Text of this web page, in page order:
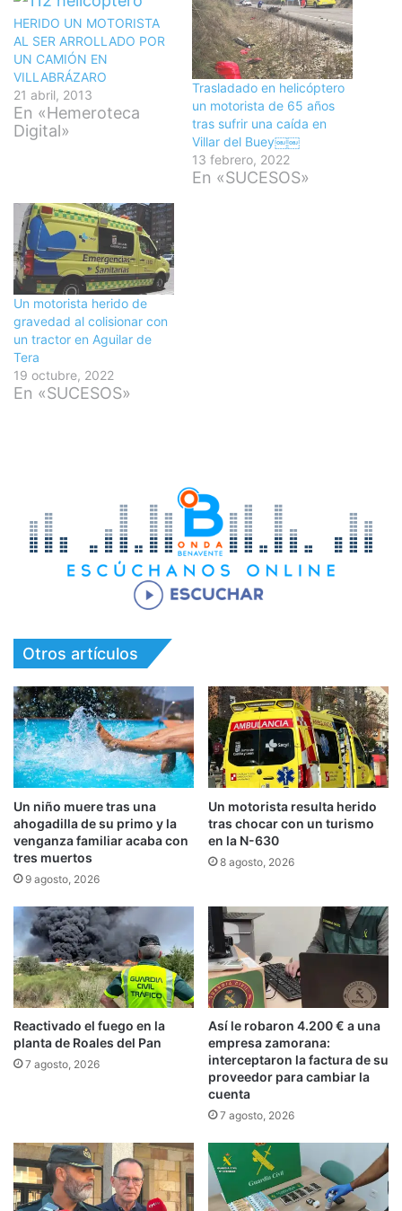
HERIDO UN MOTORISTA
AL SER ARROLLADO POR
UN CAMIÓN EN
VILLABRÁZARO
21 abril, 2013
En «Hemeroteca
Digital»
Trasladado en helicóptero
un motorista de 65 años
tras sufrir una caída en
Villar del Buey￼￼
13 febrero, 2022
En «SUCESOS»
Un motorista herido de
gravedad al colisionar con
un tractor en Aguilar de
Tera
19 octubre, 2022
En «SUCESOS»
Otros artículos
Un niño muere tras una
ahogadilla de su primo y la
venganza familiar acaba con
tres muertos
9 agosto, 2026
Un motorista resulta herido
tras chocar con un turismo
en la N-630
8 agosto, 2026
Reactivado el fuego en la
planta de Roales del Pan
7 agosto, 2026
Así le robaron 4.200 € a una
empresa zamorana:
interceptaron la factura de su
proveedor para cambiar la
cuenta
7 agosto, 2026